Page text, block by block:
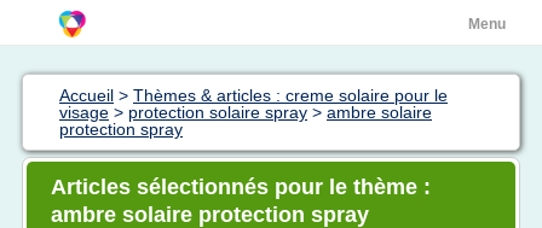
Menu
Accueil > Thèmes & articles : creme solaire pour le
visage > protection solaire spray > ambre solaire
protection spray
Articles sélectionnés pour le thème :
ambre solaire protection spray